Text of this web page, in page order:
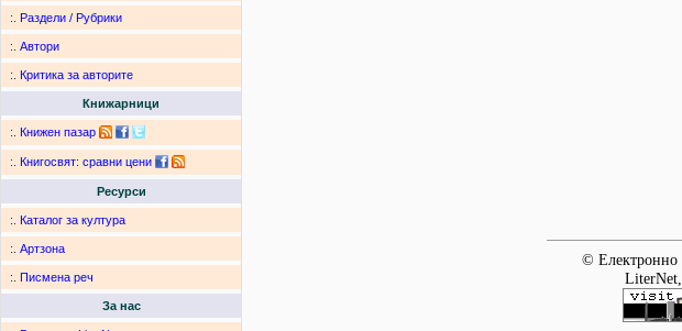
:. Раздели / Рубрики
:. Автори
:. Критика за авторите
Книжарници
:. Книжен пазар
:. Книгосвят: сравни цени
Ресурси
:. Каталог за култура
:. Артзона
:. Писмена реч
За нас
© Електронно